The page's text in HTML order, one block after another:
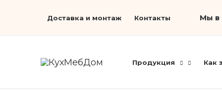
Доставка и монтаж Контакты Мы в
Продукция Как